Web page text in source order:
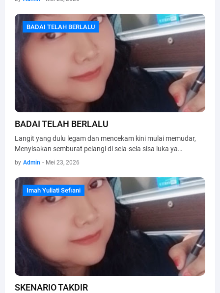
BADAI TELAH BERLALU
BADAI TELAH BERLALU
BADAI TELAH BERLALU
Langit yang dulu legam dan mencekam kini mulai memudar,
Menyisakan semburat pelangi di sela-sela sisa luka ya…
by Admin - Mei 23, 2026
Imah Yuliati Sefiani
Imah Yuliati Sefiani
SKENARIO TAKDIR